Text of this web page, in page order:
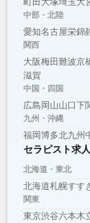
中部・北陸
愛知名古屋栄錦
関西
大阪梅田難波京
滋賀
中国・四国
広島 岡山山口下
九州・沖縄
福岡博多北九州
セラピスト求人
北海道・東北
北海道札幌すす
関東
東京渋谷六本木